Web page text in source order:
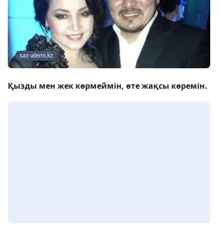
saz-alemi.kz
Қызды мен жек көрмеймін, өте жақсы көремін.